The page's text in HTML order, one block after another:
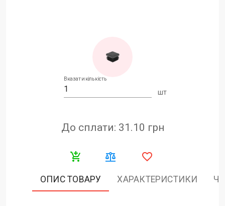
Вказати кількість
шт
До сплати: 31.10 грн
ОПИС ТОВАРУ ХАРАКТЕРИСТИКИ